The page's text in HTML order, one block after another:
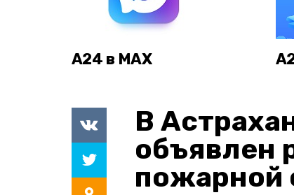
А24 в MAX
В
объявлен
пожарной